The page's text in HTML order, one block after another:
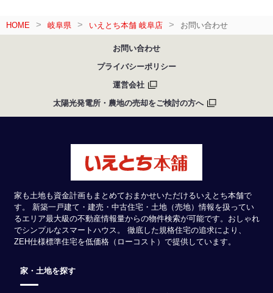
HOME 岐阜県 いえとち本舗 岐阜店 お問い合わせ
お問い合わせ
プライバシーポリシー
運営会社
太陽光発電所・農地の売却をご検討の方へ
家も土地も資金計画もまとめておまかせいただけるいえとち本舗で
す。 新築一戸建て・建売・中古住宅・土地（売地）情報を扱ってい
るエリア最大級の不動産情報量からの物件検索が可能です。おしゃれ
でシンプルなスマートハウス。 徹底した規格住宅の追求により、
ZEH仕様標準住宅を低価格（ローコスト）で提供しています。
家・土地を探す